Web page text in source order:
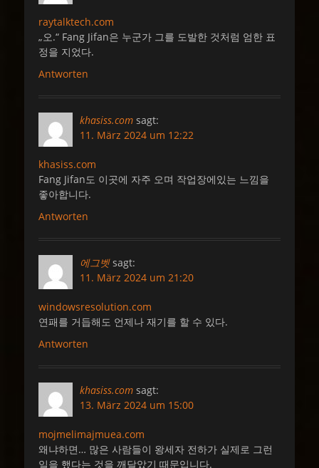
raytalktech.com
„오.“ Fang Jifan은 누군가 그를 도발한 것처럼 엄한 표
정을 지었다.
Antworten
khasiss.com sagt:
11. März 2024 um 12:22
khasiss.com
Fang Jifan도 이곳에 자주 오며 작업장에있는 느낌을
좋아합니다.
Antworten
에그벳 sagt:
11. März 2024 um 21:20
windowsresolution.com
연패를 거듭해도 언제나 재기를 할 수 있다.
Antworten
khasiss.com sagt:
13. März 2024 um 15:00
mojmelimajmuea.com
왜냐하면… 많은 사람들이 왕세자 전하가 실제로 그런
일을 했다는 것을 깨달았기 때문입니다.